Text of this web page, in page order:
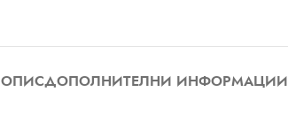
ОПИСДОПОЛНИТЕЛНИ ИНФОРМАЦИИ